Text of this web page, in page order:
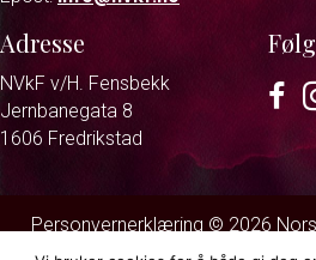
Adresse
NVkF v/H. Fensbekk
Jernbanegata 8
1606 Fredrikstad
Personvernerklæring © 2026
Strand & Lund